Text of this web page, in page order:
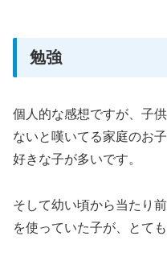
勉強
個人的な感想ですが、子
ないと嘆いてる家庭のお
好きな子が多いです。
そして幼い頃から当たり
を使っていた子が、とて